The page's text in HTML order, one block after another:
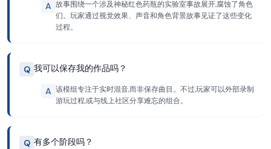
A 故事围绕一个涉及神秘红色药瓶的实验室事故展开,腐蚀了角色
们。玩家通过视觉效果、声音和角色背景故事见证了这些变化
过程。
Q 我可以保存我的作品吗？
A 该模组专注于实时混音,而非保存曲目。不过,玩家可以外部录制
游玩过程,或与线上社区分享难忘的组合。
Q 有多个阶段吗？